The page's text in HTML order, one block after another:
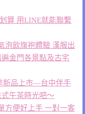
算 用LINE就能聯繫
泡飲旗袍體驗 漢服出
金門各景點及古宅
新品上市—台中伴手
午茶時光吧〜
方便好上手 一對一客